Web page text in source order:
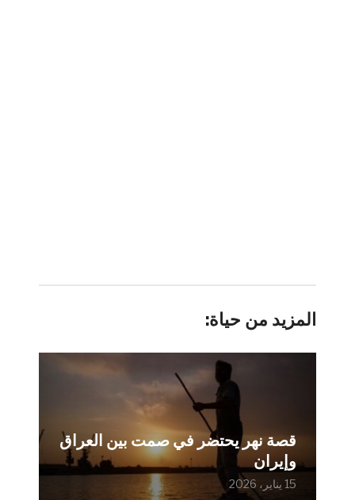
المزيد من حياة:
قصة نهر يحتضر في صمت بين العراق
وإيران
15 يناير، 2026